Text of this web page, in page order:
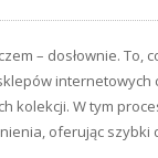
– dosłownie.
kolekcji. W tym
oferując